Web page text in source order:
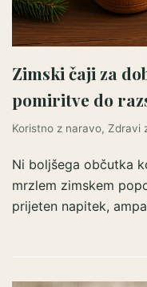
Zimski čaji za
pomiritve do
Koristno z naravo, Zdravi
Ni boljšega občutka
mrzlem zimskem
prijeten napitek,